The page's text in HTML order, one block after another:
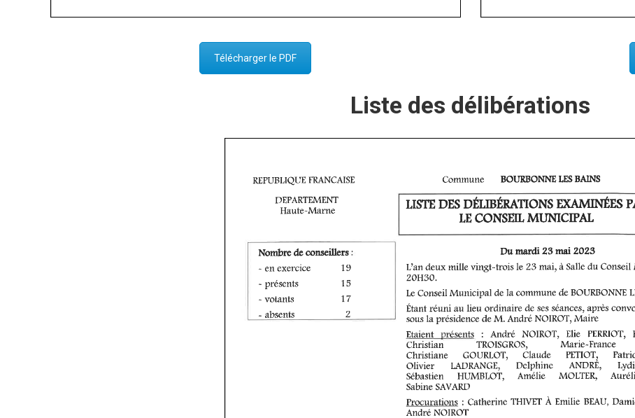
Télécharger le PDF
Liste des délibérations